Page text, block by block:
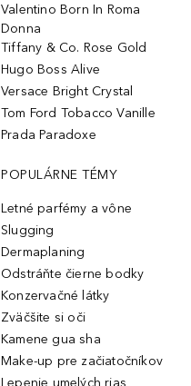
Valentino Born In Roma
Donna
Tiffany & Co. Rose Gold
Hugo Boss Alive
Versace Bright Crystal
Tom Ford Tobacco Vanille
Prada Paradoxe
POPULÁRNE TÉMY
Letné parfémy a vône
Slugging
Dermaplaning
Odstráňte čierne bodky
Konzervačné látky
Zväčšite si oči
Kamene gua sha
Make-up pre začiatočníkov
Lepenie umelých rias